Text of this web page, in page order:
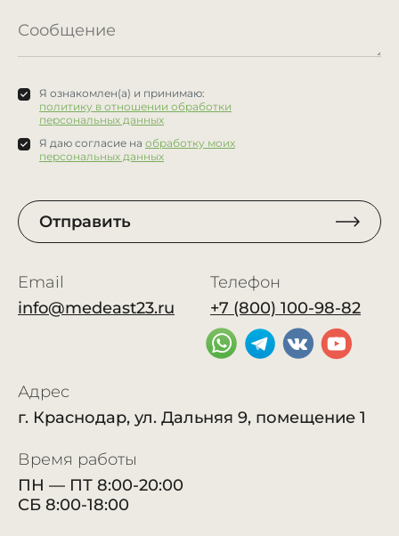
Я ознакомлен(а) и принимаю:
политику в отношении обработки
персональных данных
Я даю согласие на обработку моих
персональных данных
Отправить
Адрес
г. Краснодар, ул. Дальняя 9, помещение 1
Email
info@medeast23.ru
Время работы
ПН — ПТ 8:00-20:00
СБ 8:00-18:00
Телефон
+7 (800) 100-98-82